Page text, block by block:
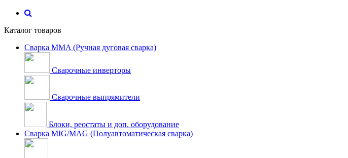
Каталог товаров
Сварка MMA (Ручная дуговая сварка)
Сварочные инверторы
Сварочные выпрямители
Блоки, реостаты и доп. оборудование
Сварка MIG/MAG (Полуавтоматическая сварка)